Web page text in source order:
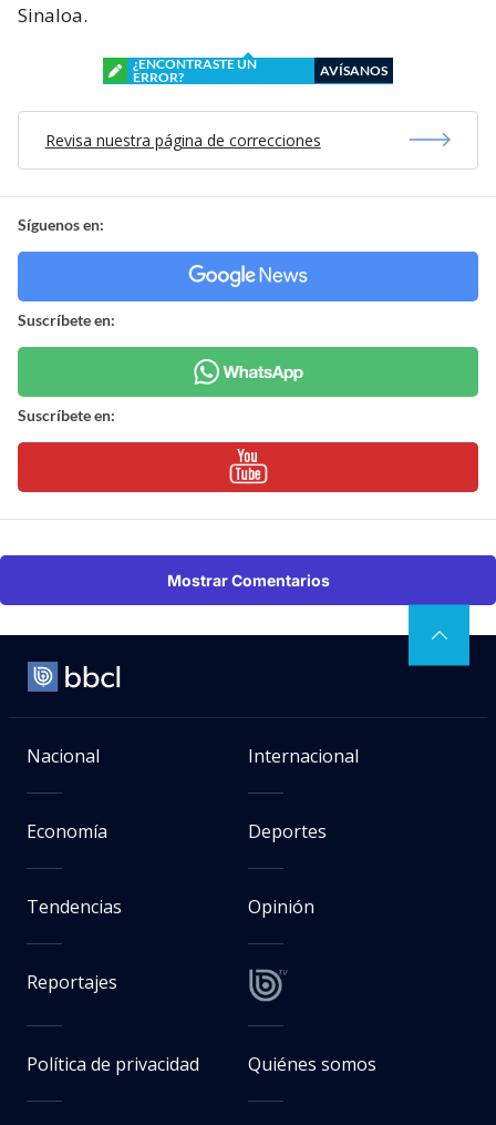
Sinaloa.
¿ENCONTRASTE UN
ERROR?
AVÍSANOS
Revisa nuestra página de correcciones
Síguenos en:
Suscríbete en:
Suscríbete en:
Mostrar Comentarios
Nacional Internacional
Economía Deportes
Tendencias Opinión
Reportajes
Política de privacidad Quiénes somos